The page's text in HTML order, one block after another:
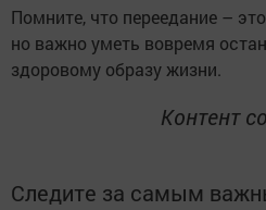
Помните, что переедание –
но важно уметь вовремя
здоровому образу жизни.
Контент
Следите за самым